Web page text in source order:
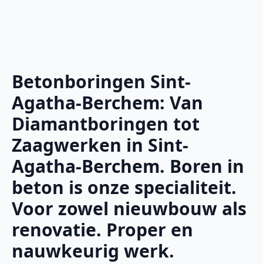
Betonboringen Sint-
Agatha-Berchem: Van
Diamantboringen tot
Zaagwerken in Sint-
Agatha-Berchem. Boren in
beton is onze specialiteit.
Voor zowel nieuwbouw als
renovatie. Proper en
nauwkeurig werk.